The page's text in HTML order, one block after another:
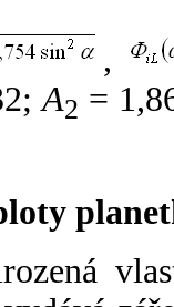
,
A2 =